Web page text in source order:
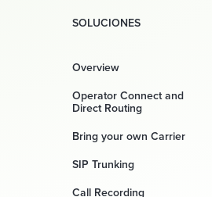
SOLUCIONES
Overview
Operator Connect and
Direct Routing
Bring your own Carrier
SIP Trunking
Call Recording